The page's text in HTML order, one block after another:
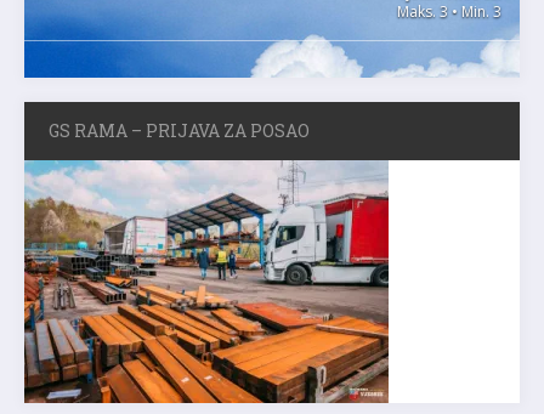
Maks. 3 • Min. 3
GS RAMA – PRIJAVA ZA POSAO